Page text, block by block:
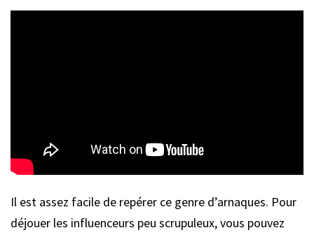
Il est assez facile de repérer ce genre d’arnaques. Pour
déjouer les influenceurs peu scrupuleux, vous pouvez